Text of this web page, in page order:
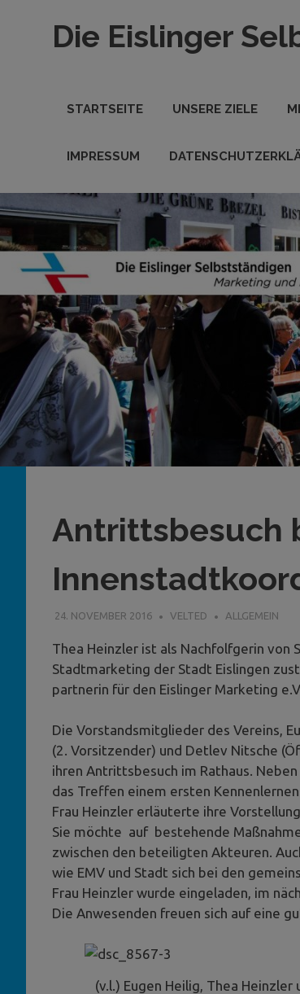
Die Eislinger
Unterhemen
Hande,
Dienstleistung
STARTSEITE UNSERE ZIELE
IMPRESSUM
Antrittsbesuch
24. NOVEMBER 2016 VELTED ALLGEMEIN
Thea Heinzler ist als Nachfolfgerin
Stadtmarketing der Stadt Eislingen
partnerin für den Eislinger Marketing e.V.
Die Vorstandsmitglieder des Vereins,
(2. Vorsitzender) und Detlev Nitsche
ihren Antrittsbesuch im Rathaus.
das Treffen einem ersten Kennenlernen.
Frau Heinzler erläuterte ihre
Sie möchte auf bestehende
zwischen den beteiligten Akteuren.
wie EMV und Stadt sich bei den
Frau Heinzler wurde eingeladen, im
Die Anwesenden freuen sich auf eine
(v.l.) Eugen Heilig, Thea Heinzler